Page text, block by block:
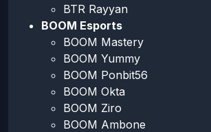
BTR Rayyan
BOOM Esports
BOOM Mastery
BOOM Yummy
BOOM Ponbit56
BOOM Okta
BOOM Ziro
BOOM Ambone